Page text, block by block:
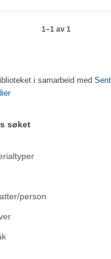
1–1 av 1
i samarbeid med
søket
person